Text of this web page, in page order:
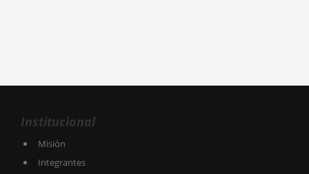
Institucional
Misión
Integrantes